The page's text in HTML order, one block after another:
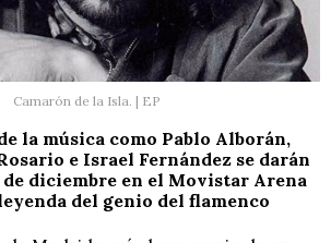
Camarón de la Isla. | EP
la música como Pablo Alborán,
e Israel Fernández se darán
diciembre en el Movistar Arena
del genio del flamenco